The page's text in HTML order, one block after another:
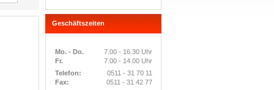
Geschäftszeiten
Mo. - Do.
7.00 - 16.30 Uhr
Fr.
7.00 - 14.00 Uhr
Telefon:
0511 - 31 70 11
Fax:
0511 - 31 42 77